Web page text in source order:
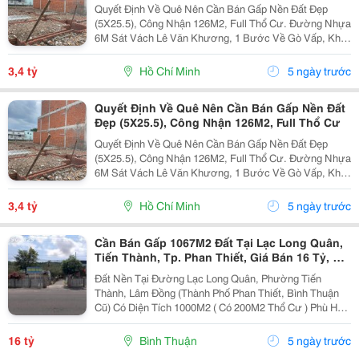
Quyết Định Về Quê Nên Cần Bán Gấp Nền Đất Đẹp
(5X25.5), Công Nhận 126M2, Full Thổ Cư. Đường Nhựa
6M Sát Vách Lê Văn Khương, 1 Bước Về Gò Vấp, Khu
Dân Cư Hiện Hữu Đông Kín Người Ở, Mình Mua Đã Xin
Nhà 4 Lầu Xây Ở, Nhưng Phát Sinh Việc Ngoài Quê
3,4 tỷ Hồ Chí Minh 5 ngày trước
Quyết Định Về Quê Nên Cần Bán Gấp Nền Đất
Đẹp (5X25.5), Công Nhận 126M2, Full Thổ Cư
Quyết Định Về Quê Nên Cần Bán Gấp Nền Đất Đẹp
(5X25.5), Công Nhận 126M2, Full Thổ Cư. Đường Nhựa
6M Sát Vách Lê Văn Khương, 1 Bước Về Gò Vấp, Khu
Dân Cư Hiện Hữu Đông Kín Người Ở, Mình Mua Đã Xin
Nhà 4 Lầu Xây Ở, Nhưng Phát Sinh Việc Ngoài Quê
3,4 tỷ Hồ Chí Minh 5 ngày trước
Cần Bán Gấp 1067M2 Đất Tại Lạc Long Quân,
Tiến Thành, Tp. Phan Thiết, Giá Bán 16 Tỷ, Hh
2%
Đất Nền Tại Đường Lạc Long Quân, Phường Tiến
Thành, Lâm Đồng (Thành Phố Phan Thiết, Bình Thuận
Cũ) Có Diện Tích 1000M2 ( Có 200M2 Thổ Cư ) Phù Hợp
Cho Nhiều Mục Đích Sử Dụng. - Giá: 16 Tỷ Vnd. - Pháp
Lý Đầy Đủ, Sổ Đỏ. - Chiều Ngang Mặt Tiền: 10M,...
16 tỷ Bình Thuận 5 ngày trước